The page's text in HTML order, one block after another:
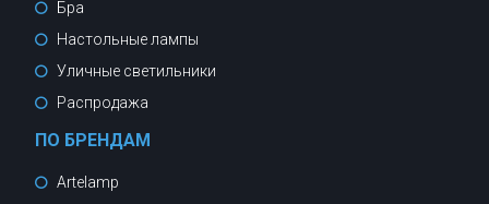
Бра
Настольные лампы
Уличные светильники
Распродажа
ПО БРЕНДАМ
Artelamp